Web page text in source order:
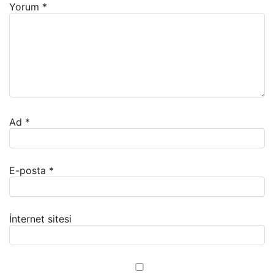
Yorum *
Ad *
E-posta *
İnternet sitesi